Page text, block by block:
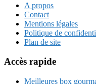
A propos
Contact
Mentions légales
Politique de
Plan de site
Accès rapide
Meilleures box